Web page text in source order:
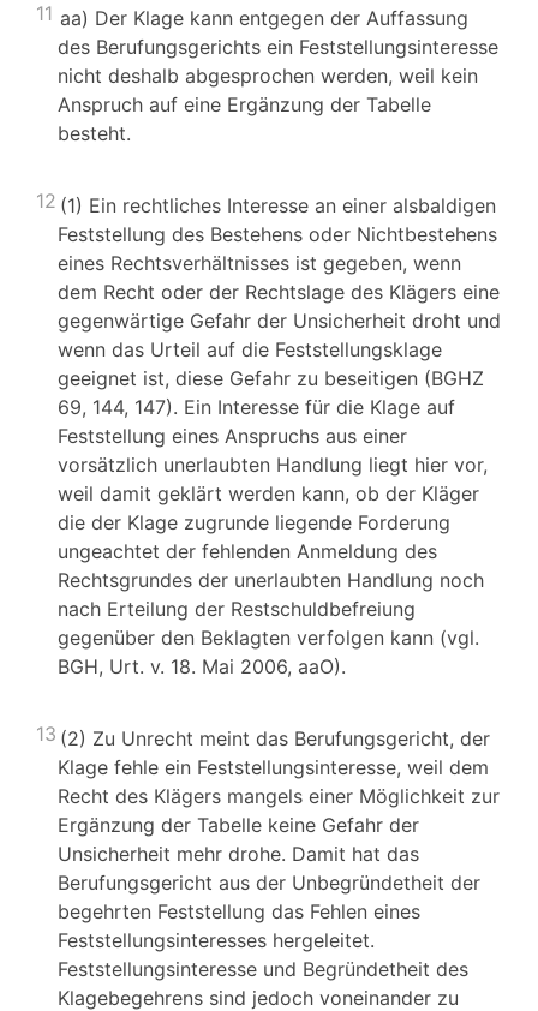
11 aa) Der Klage kann entgegen der Auffassung
des Berufungsgerichts ein Feststellungsinteresse
nicht deshalb abgesprochen werden, weil kein
Anspruch auf eine Ergänzung der Tabelle
besteht.
12 (1) Ein rechtliches Interesse an einer alsbaldigen
Feststellung des Bestehens oder Nichtbestehens
eines Rechtsverhältnisses ist gegeben, wenn
dem Recht oder der Rechtslage des Klägers eine
gegenwärtige Gefahr der Unsicherheit droht und
wenn das Urteil auf die Feststellungsklage
geeignet ist, diese Gefahr zu beseitigen (BGHZ
69, 144, 147). Ein Interesse für die Klage auf
Feststellung eines Anspruchs aus einer
vorsätzlich unerlaubten Handlung liegt hier vor,
weil damit geklärt werden kann, ob der Kläger
die der Klage zugrunde liegende Forderung
ungeachtet der fehlenden Anmeldung des
Rechtsgrundes der unerlaubten Handlung noch
nach Erteilung der Restschuldbefreiung
gegenüber den Beklagten verfolgen kann (vgl.
BGH, Urt. v. 18. Mai 2006, aaO).
13 (2) Zu Unrecht meint das Berufungsgericht, der
Klage fehle ein Feststellungsinteresse, weil dem
Recht des Klägers mangels einer Möglichkeit zur
Ergänzung der Tabelle keine Gefahr der
Unsicherheit mehr drohe. Damit hat das
Berufungsgericht aus der Unbegründetheit der
begehrten Feststellung das Fehlen eines
Feststellungsinteresses hergeleitet.
Feststellungsinteresse und Begründetheit des
Klagebegehrens sind jedoch voneinander zu